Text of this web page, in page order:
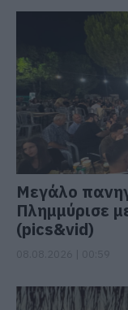
Μεγάλο
Πλημμύρισε
(pics&vid)